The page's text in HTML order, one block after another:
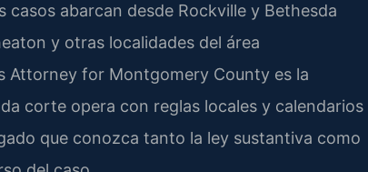
abarcan desde Rockville y Bethesda
y otras localidades del área
Attorney for Montgomery County es la
corte opera con reglas locales y calendarios
que conozca tanto la ley sustantiva como